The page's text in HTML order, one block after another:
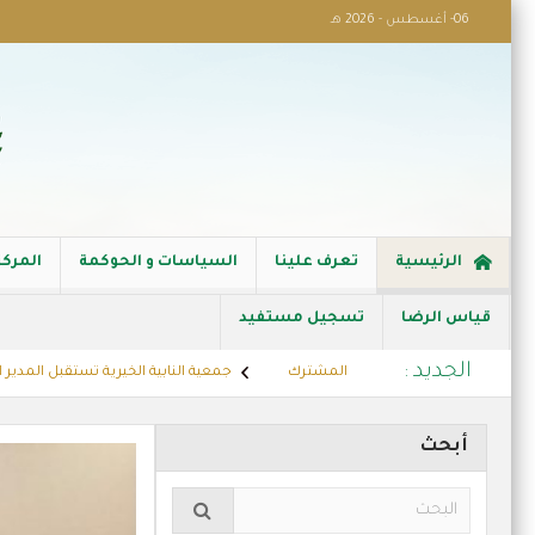
06- أغسطس - 2026 هـ
الرئيسية تعرف علينا السياسات و الحوكمة
قياس الرضا تسجيل مستفيد
الجديد :
أوجه التعاون المشترك جمعية النابية الخيرية تستقبل المدير التنفيذي
أبحث